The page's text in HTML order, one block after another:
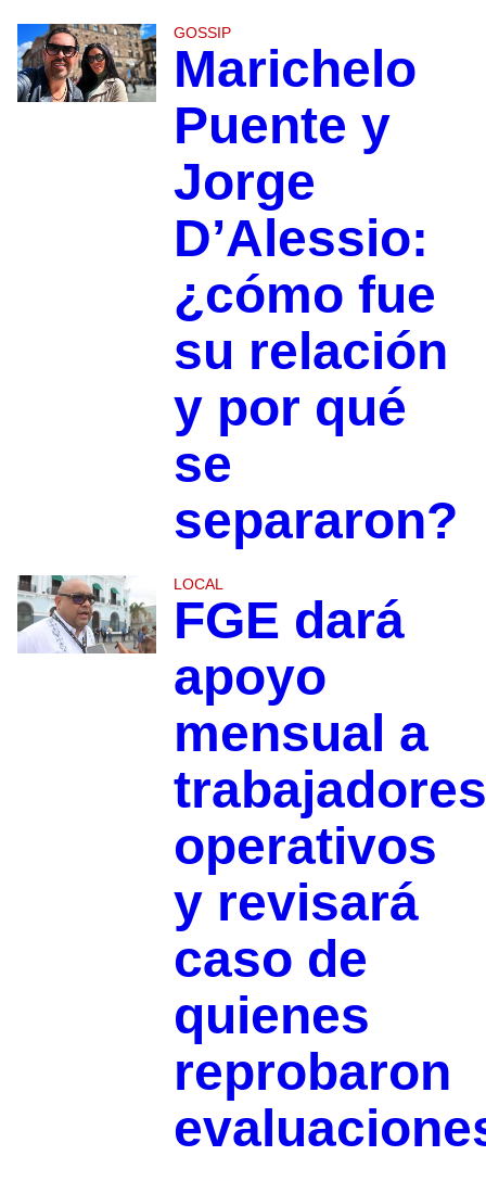
GOSSIP
Marichelo
Puente y
Jorge
D’Alessio:
¿cómo fue
su relación
y por qué
se
separaron?
LOCAL
FGE dará
apoyo
mensual a
trabajadores
operativos
y revisará
caso de
quienes
reprobaron